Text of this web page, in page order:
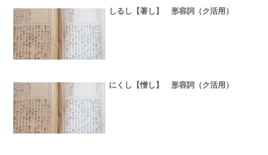
しるし【著し】 形容詞（ク活用）
にくし【憎し】 形容詞（ク活用）